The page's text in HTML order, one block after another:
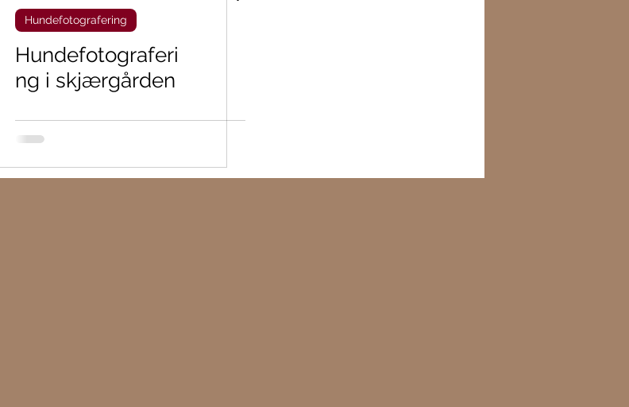
Hundefotografering
Hundefotograferi
ng i skjærgården